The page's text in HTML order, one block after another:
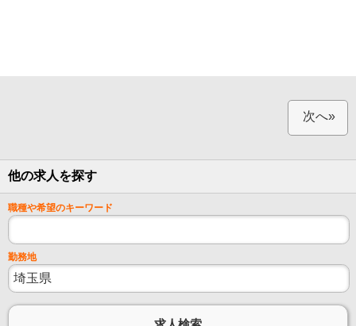
次へ»
他の求人を探す
職種や希望のキーワード
勤務地